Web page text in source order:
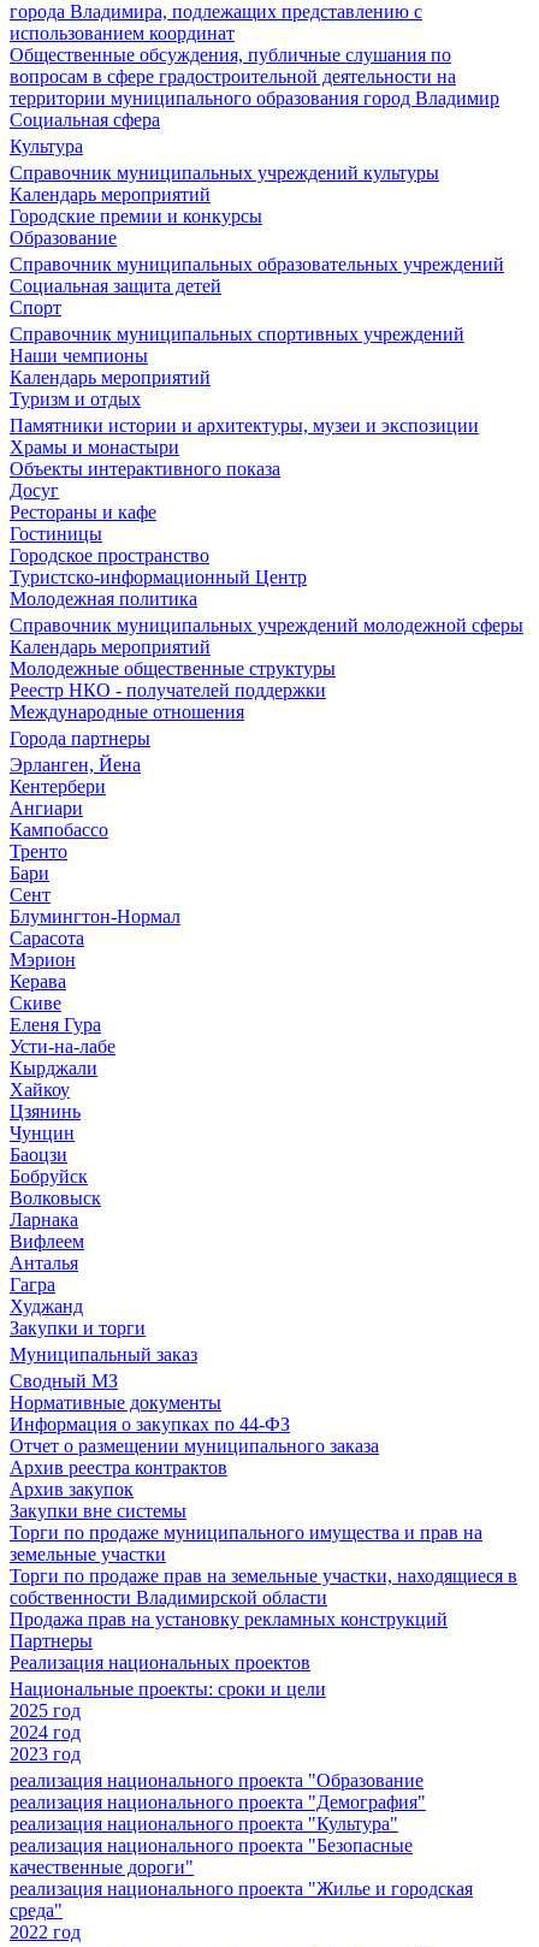
города Владимира, подлежащих представлению с
использованием координат
Общественные обсуждения, публичные слушания по
вопросам в сфере градостроительной деятельности на
территории муниципального образования город Владимир
Социальная сфера
Культура
Справочник муниципальных учреждений культуры
Календарь мероприятий
Городские премии и конкурсы
Образование
Справочник муниципальных образовательных учреждений
Социальная защита детей
Спорт
Справочник муниципальных спортивных учреждений
Наши чемпионы
Календарь мероприятий
Туризм и отдых
Памятники истории и архитектуры, музеи и экспозиции
Храмы и монастыри
Объекты интерактивного показа
Досуг
Рестораны и кафе
Гостиницы
Городское пространство
Туристско-информационный Центр
Молодежная политика
Справочник муниципальных учреждений молодежной сферы
Календарь мероприятий
Молодежные общественные структуры
Реестр НКО - получателей поддержки
Международные отношения
Города партнеры
Эрланген, Йена
Кентербери
Ангиари
Кампобассо
Тренто
Бари
Сент
Блумингтон-Нормал
Сарасота
Мэрион
Керава
Скиве
Еленя Гура
Усти-на-лабе
Кырджали
Хайкоу
Цзянинь
Чунцин
Баоцзи
Бобруйск
Волковыск
Ларнака
Вифлеем
Анталья
Гагра
Худжанд
Закупки и торги
Муниципальный заказ
Сводный МЗ
Нормативные документы
Информация о закупках по 44-ФЗ
Отчет о размещении муниципального заказа
Архив реестра контрактов
Архив закупок
Закупки вне системы
Торги по продаже муниципального имущества и прав на
земельные участки
Торги по продаже прав на земельные участки, находящиеся в
собственности Владимирской области
Продажа прав на установку рекламных конструкций
Партнеры
Реализация национальных проектов
Национальные проекты: сроки и цели
2025 год
2024 год
2023 год
реализация национального проекта "Образование
реализация национального проекта "Демография"
реализация национального проекта "Культура"
реализация национального проекта "Безопасные
качественные дороги"
реализация национального проекта "Жилье и городская
среда"
2022 год